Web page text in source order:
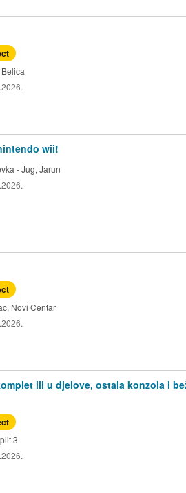
wii!
- Jug, Jarun
Novi Centar
ili u djelove, ostala konzola i
3